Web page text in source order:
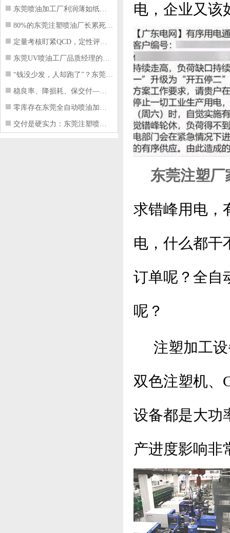
东莞喷油加工厂利润薄如纸？这四项基本
80%的东莞注塑喷油厂长累死累活，利
定量考核盯紧QCD，定性评价看好配合
东莞UV喷油工厂品质经理的四项核心管
“钱没少发，人却跑了”？东莞注塑喷油
稳良率、降损耗、保交付——东莞这家U
零库存在东莞全自动喷油加工厂不可行的
交付是硬实力：东莞注塑喷油厂如何用齐
电，企业又该
东莞注塑厂
求错峰用电，
电，什么都干
订单呢？全自
呢？
注塑加工设
双色注塑机、
设备都是大功
产进度影响非